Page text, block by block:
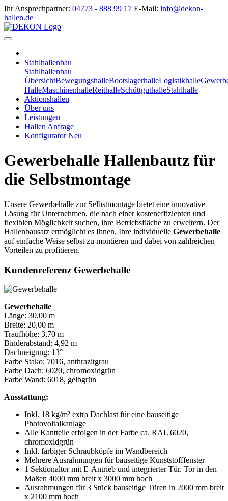
Ihr Ansprechpartner: 04773 - 888 99 17 E-Mail: info@dekon-
hallen.de
Stahlhallenbau
Stahlhallenbau
ÜbersichtBewegungshalleBootslagerhalleLogistikhalle
HalleMaschinenhalleReithalleSchüttguthalleStahlhalle
Aktionshallen
Über uns
Leistungen
Hallen Anfrage
KonfiguratorNeu
Gewerbehalle Hallenbautz für
die Selbstmontage
Unsere Gewerbehalle zur Selbstmontage bietet eine innovative
Lösung für Unternehmen, die nach einer kosteneffizienten und
flexiblen Möglichkeit suchen, ihre Betriebsfläche zu erweitern. Der
Hallenbausatz ermöglicht es Ihnen, Ihre individuelle Gewerbehalle
auf einfache Weise selbst zu montieren und dabei von zahlreichen
Vorteilen zu profitieren.
Kundenreferenz Gewerbehalle
Gewerbehalle
Länge: 30,00 m
Breite: 20,00 m
Traufhöhe: 3,70 m
Binderabstand: 4,92 m
Dachneigung: 13°
Farbe Stako: 7016, anthrazitgrau
Farbe Dach: 6020, chromoxidgrün
Farbe Wand: 6018, gelbgrün
Ausstattung:
Inkl. 18 kg/m² extra Dachlast für eine bauseitige
Photovoltaikanlage
Alle Kantteile erfolgen in der Farbe ca. RAL 6020,
chromoxidgrün
Inkl. farbiger Schraubköpfe im Wandbereich
Mehrere Ausrahmungen für bauseitige Kunststofffenster
1 Sektionaltor mit E-Antrieb und integrierter Tür, Tor in den
Maßen 4000 mm breit x 3000 mm hoch
Ausrahmungen für 3 Stück bauseitige Türen in 2000 mm breit
x 2100 mm hoch